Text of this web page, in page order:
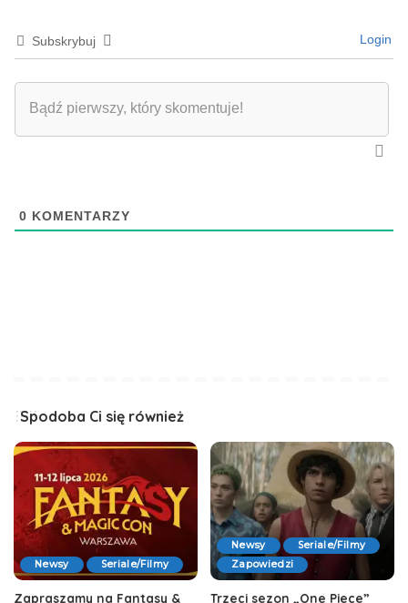
Subskrybuj Login
0 KOMENTARZY
Spodoba Ci się również
Newsy Seriale/Filmy
Zapraszamy na Fantasy &
Newsy
Seriale/Filmy
Zapowiedzi
Trzeci sezon „One Piece”